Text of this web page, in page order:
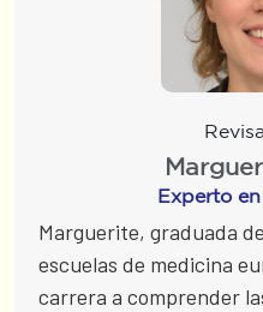
Experto
Marguerite, graduada
escuelas de medicina
carrera a comprender